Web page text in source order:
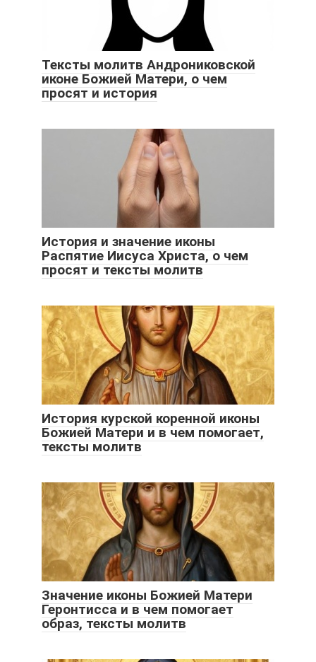
Тексты молитв Андрониковской
иконе Божией Матери, о чем
просят и история
История и значение иконы
Распятие Иисуса Христа, о чем
просят и тексты молитв
История курской коренной иконы
Божией Матери и в чем помогает,
тексты молитв
Значение иконы Божией Матери
Геронтисса и в чем помогает
образ, тексты молитв